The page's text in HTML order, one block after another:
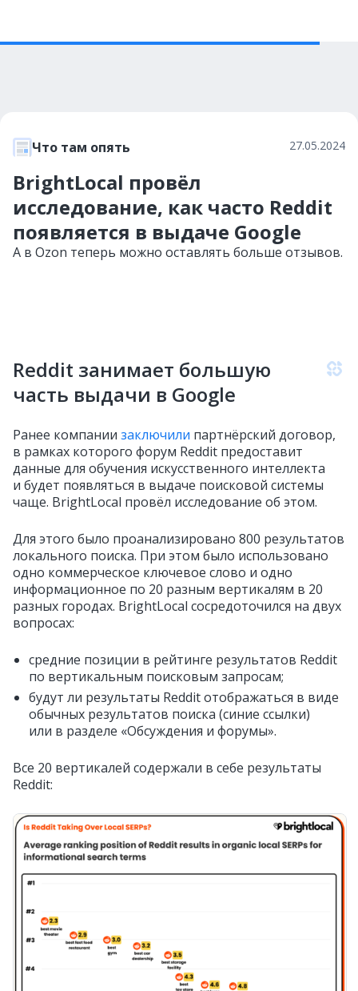
Что там опять 27.05.2024
BrightLocal провёл
исследование, как часто Reddit
появляется в выдаче Google
А в Ozon теперь можно оставлять больше отзывов.
Reddit занимает большую
часть выдачи в Google
Ранее компании заключили партнёрский договор,
в рамках которого форум Reddit предоставит
данные для обучения искусственного интеллекта
и будет появляться в выдаче поисковой системы
чаще. BrightLocal провёл исследование об этом.
Для этого было проанализировано 800 результатов
локального поиска. При этом было использовано
одно коммерческое ключевое слово и одно
информационное по 20 разным вертикалям в 20
разных городах. BrightLocal сосредоточился на двух
вопросах:
средние позиции в рейтинге результатов Reddit
по вертикальным поисковым запросам;
будут ли результаты Reddit отображаться в виде
обычных результатов поиска (синие ссылки)
или в разделе «Обсуждения и форумы».
Все 20 вертикалей содержали в себе результаты
Reddit: